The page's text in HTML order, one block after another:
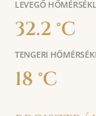
LEVEGŐ
32.2 °C
TENGERI
18 °C